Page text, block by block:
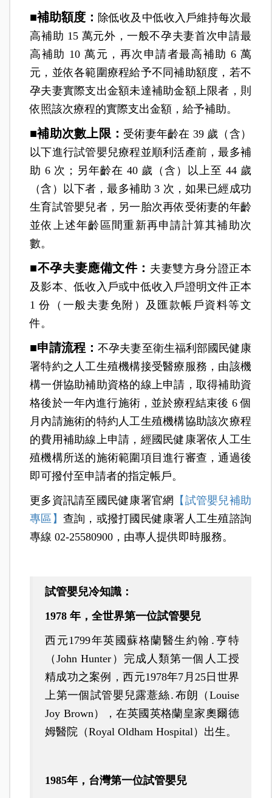
■補助額度： 除低收及中低收入戶維持每次最
高補助 15 萬元外，一般不孕夫妻首次申請最
高補助 10 萬元，再次申請者最高補助 6 萬
元，並依各範圍療程給予不同補助額度，若不
孕夫妻實際支出金額未達補助金額上限者，則
依照該次療程的實際支出金額，給予補助。
■補助次數上限： 受術妻年齡在 39 歲（含）
以下進行試管嬰兒療程並順利活產前，最多補
助 6 次；另年齡在 40 歲（含）以上至 44 歲
（含）以下者，最多補助 3 次，如果已經成功
生育試管嬰兒者，另一胎次再依受術妻的年齡
並依上述年齡區間重新再申請計算其補助次
數。
■不孕夫妻應備文件： 夫妻雙方身分證正本
及影本、低收入戶或中低收入戶證明文件正本
1 份（一般夫妻免附）及匯款帳戶資料等文
件。
■申請流程：不孕夫妻至衛生福利部國民健康
署特約之人工生殖機構接受醫療服務，由該機
構一併協助補助資格的線上申請，取得補助資
格後於一年內進行施術，並於療程結束後 6 個
月內請施術的特約人工生殖機構協助該次療程
的費用補助線上申請，經國民健康署依人工生
殖機構所送的施術範圍項目進行審查，通過後
即可撥付至申請者的指定帳戶。
更多資訊請至國民健康署官網
【試管嬰兒補助
專區】 查詢，或撥打國民健康署人工生殖諮詢
專線 02-25580900，由專人提供即時服務。
試管嬰兒冷知識：
1978 年，全世界第一位試管嬰兒
西元1799年英國蘇格蘭醫生約翰․亨特
（John Hunter ）完成人類第一個人工授
精成功之案例，西元1978年7月25日世界
上第一個試管嬰兒露薏絲․布朗（Louise
Joy Brown），在英國英格蘭皇家奧爾德
姆醫院（Royal Oldham Hospital）出生。
1985年，台灣第一位試管嬰兒